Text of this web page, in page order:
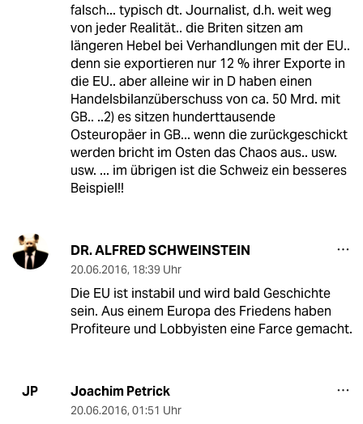
falsch... typisch dt. Journalist, d.h. weit weg
von jeder Realität.. die Briten sitzen am
längeren Hebel bei Verhandlungen mit der EU..
denn sie exportieren nur 12 % ihrer Exporte in
die EU.. aber alleine wir in D haben einen
Handelsbilanzüberschuss von ca. 50 Mrd. mit
GB.. ..2) es sitzen hunderttausende
Osteuropäer in GB... wenn die zurückgeschickt
werden bricht im Osten das Chaos aus.. usw.
usw. ... im übrigen ist die Schweiz ein besseres
Beispiel!!
DR. ALFRED SCHWEINSTEIN
20.06.2016, 18:39 Uhr
Die EU ist instabil und wird bald Geschichte
sein. Aus einem Europa des Friedens haben
Profiteure und Lobbyisten eine Farce gemacht.
JP Joachim Petrick
20.06.2016, 01:51 Uhr